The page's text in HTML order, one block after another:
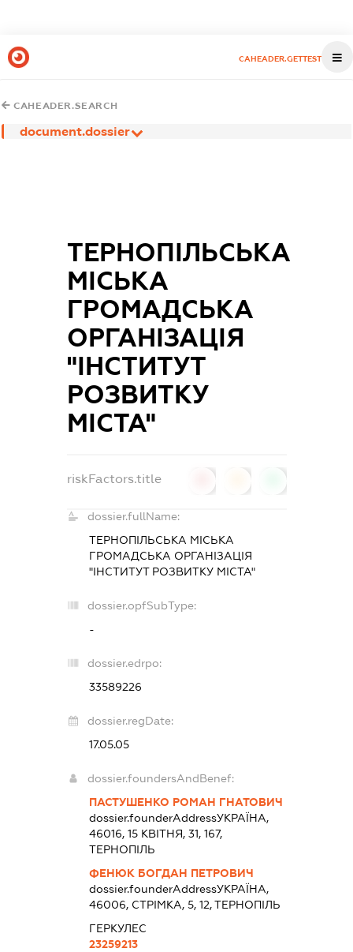
CAHEADER.GETTEST
CAHEADER.SEARCH
document.dossier
ТЕРНОПІЛЬСЬКА
МІСЬКА
ГРОМАДСЬКА
ОРГАНІЗАЦІЯ
"ІНСТИТУТ
РОЗВИТКУ
МІСТА"
riskFactors.title
dossier.fullName:
ТЕРНОПІЛЬСЬКА МІСЬКА
ГРОМАДСЬКА ОРГАНІЗАЦІЯ
"ІНСТИТУТ РОЗВИТКУ МІСТА"
dossier.opfSubType:
-
dossier.edrpo:
33589226
dossier.regDate:
17.05.05
dossier.foundersAndBenef:
ПАСТУШЕНКО РОМАН ГНАТОВИЧ
dossier.founderAddressУКРАЇНА,
46016, 15 КВІТНЯ, 31, 167,
ТЕРНОПІЛЬ
ФЕНЮК БОГДАН ПЕТРОВИЧ
dossier.founderAddressУКРАЇНА,
46006, СТРІМКА, 5, 12, ТЕРНОПІЛЬ
ГЕРКУЛЕС
23259213